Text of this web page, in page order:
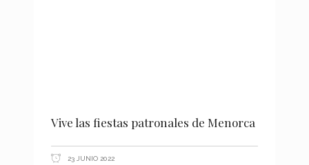
Vive las fiestas patronales de Menorca
23 JUNIO 2022